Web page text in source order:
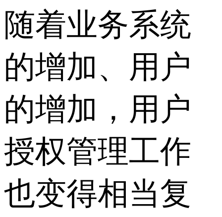
随着业务系统
的增加、用户
的增加，用户
授权管理工作
也变得相当复